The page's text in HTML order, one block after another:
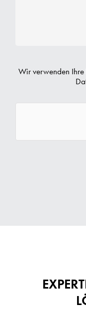
Wir verwenden Ihre